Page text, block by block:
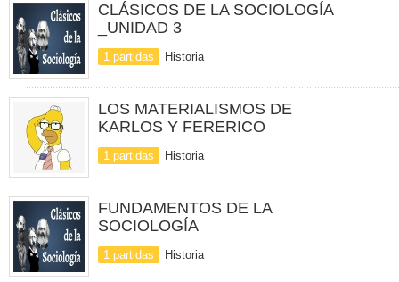
CLÁSICOS DE LA SOCIOLOGÍA
_UNIDAD 3
1 partidas Historia
LOS MATERIALISMOS DE
KARLOS Y FERERICO
1 partidas Historia
FUNDAMENTOS DE LA
SOCIOLOGÍA
1 partidas Historia